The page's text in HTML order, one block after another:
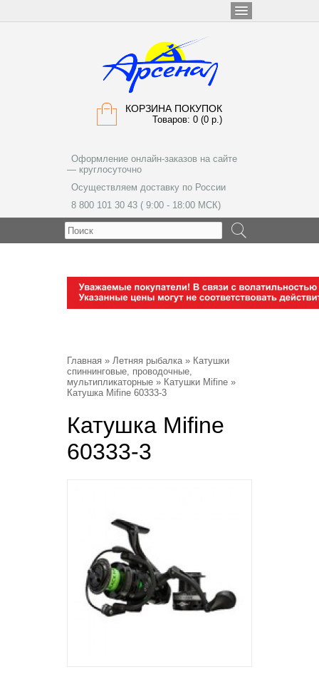
КОРЗИНА ПОКУПОК
Товаров: 0 (0 р.)
Оформление онлайн-заказов на сайте
— круглосуточно
Осуществляем доставку по России
8 800 101 30 43 ( 9:00 - 18:00 МСК)
Главная » Летняя рыбалка» Катушки
спиннинговые, проводочные,
мультипликаторные » Катушки Mifine »
Катушка Mifine 60333-3
Катушка Mifine
60333-3